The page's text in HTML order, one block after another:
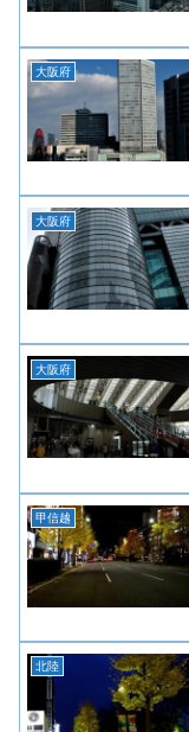
大阪府
大阪府
大阪府
甲信越
北陸